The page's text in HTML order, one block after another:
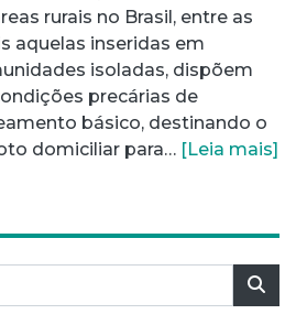
rurais no Brasil, entre as
aquelas inseridas em
isoladas, dispõem
precárias de
básico, destinando o
domiciliar para… [Leia mais]